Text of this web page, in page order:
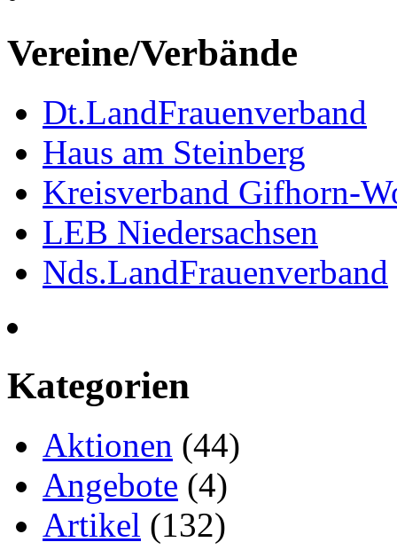
Vereine/Verbände
Dt.LandFrauenverband
Haus am Steinberg
Kreisverband Gifhorn-
LEB Niedersachsen
Nds.LandFrauenverband
Kategorien
Aktionen (44)
Angebote (4)
Artikel (132)